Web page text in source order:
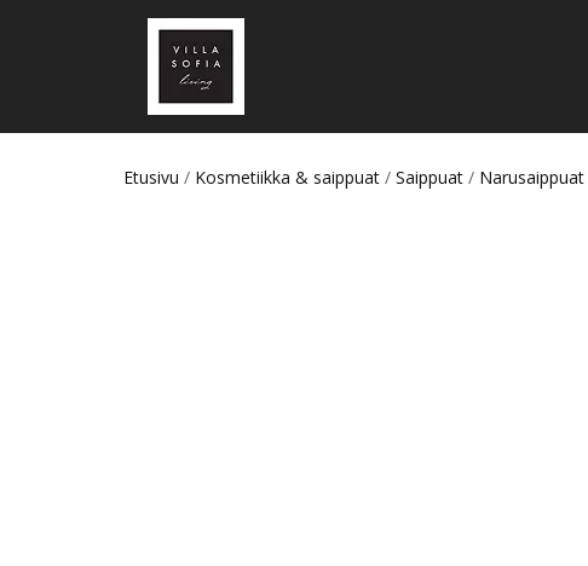
Etusivu / Kosmetiikka & saippuat / Saippuat / Narusaippuat